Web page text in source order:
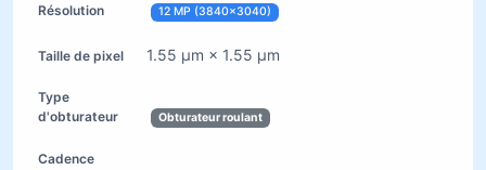
12 MP (3840×3040)
1.55 µm × 1.55 µm
Obturateur roulant